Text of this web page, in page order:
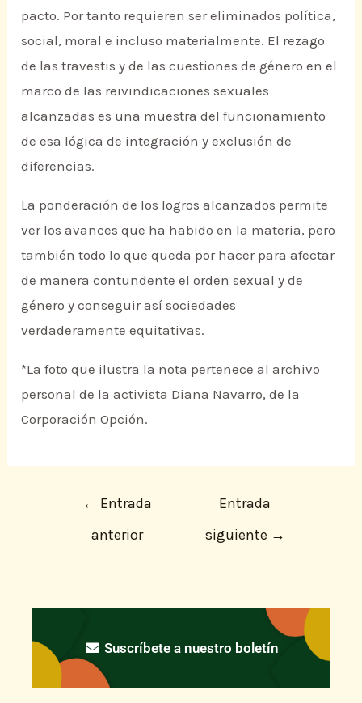
pacto. Por tanto requieren ser eliminados política,
social, moral e incluso materialmente. El rezago
de las travestis y de las cuestiones de género en el
marco de las reivindicaciones sexuales
alcanzadas es una muestra del funcionamiento
de esa lógica de integración y exclusión de
diferencias.
La ponderación de los logros alcanzados permite
ver los avances que ha habido en la materia, pero
también todo lo que queda por hacer para afectar
de manera contundente el orden sexual y de
género y conseguir así sociedades
verdaderamente equitativas.
*La foto que ilustra la nota pertenece al archivo
personal de la activista Diana Navarro, de la
Corporación Opción.
← Entrada
anterior
Entrada
siguiente →
Suscríbete a nuestro boletín